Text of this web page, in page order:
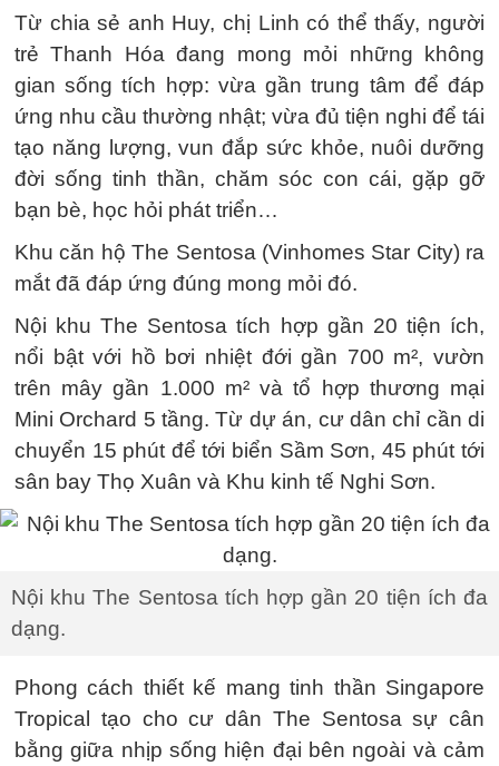
Từ chia sẻ anh Huy, chị Linh có thể thấy, người
trẻ Thanh Hóa đang mong mỏi những không
gian sống tích hợp: vừa gần trung tâm để đáp
ứng nhu cầu thường nhật; vừa đủ tiện nghi để tái
tạo năng lượng, vun đắp sức khỏe, nuôi dưỡng
đời sống tinh thần, chăm sóc con cái, gặp gỡ
bạn bè, học hỏi phát triển…
Khu căn hộ The Sentosa (Vinhomes Star City) ra
mắt đã đáp ứng đúng mong mỏi đó.
Nội khu The Sentosa tích hợp gần 20 tiện ích,
nổi bật với hồ bơi nhiệt đới gần 700 m², vườn
trên mây gần 1.000 m² và tổ hợp thương mại
Mini Orchard 5 tầng. Từ dự án, cư dân chỉ cần di
chuyển 15 phút để tới biển Sầm Sơn, 45 phút tới
sân bay Thọ Xuân và Khu kinh tế Nghi Sơn.
Nội khu The Sentosa tích hợp gần 20 tiện ích đa
dạng.
Phong cách thiết kế mang tinh thần Singapore
Tropical tạo cho cư dân The Sentosa sự cân
bằng giữa nhịp sống hiện đại bên ngoài và cảm